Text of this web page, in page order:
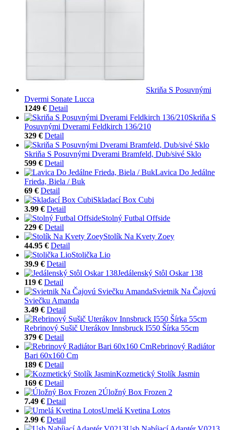
Skriňa S Posuvnými
Dvermi Sonate Lucca
1249 € Detail
Skriňa S
Posuvnými Dverami Feldkirch 136/210
329 € Detail
Skriňa S Posuvnými Dverami Bramfeld, Dub/sivé Sklo
599 € Detail
Lavica Do Jedálne
Frieda, Biela / Buk
69 € Detail
Skladací Box Cubi
3.99 € Detail
Stolný Futbal Offside
229 € Detail
Stolík Na Kvety Zoey
44.95 € Detail
Stolička Lio
39.9 € Detail
Jedálenský Stôl Oskar 138
119 € Detail
Svietnik Na Čajovú
Sviečku Amanda
3.49 € Detail
Rebrinový Sušič Uterákov Innsbruck I550 Šírka 55cm
379 € Detail
Rebrinový Radiátor
Bari 60x160 Cm
189 € Detail
Kozmetický Stolík Jasmin
169 € Detail
Úložný Box Frozen 2
7.49 € Detail
Umelá Kvetina Lotos
2.99 € Detail